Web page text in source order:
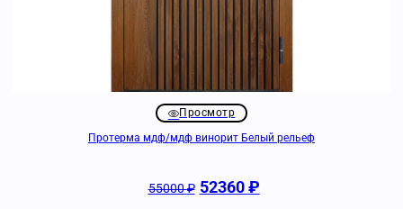
Просмотр
Протерма мдф/мдф винорит Белый рельеф
55000₽ 52360₽